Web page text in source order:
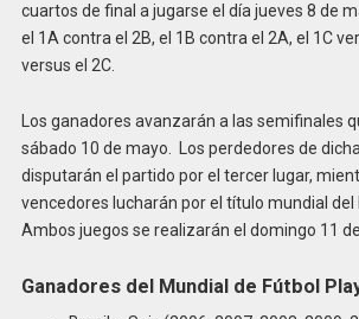
cuartos de final a jugarse el día jueves 8 de
el 1A contra el 2B, el 1B contra el 2A, el 1C
versus el 2C.
Los ganadores avanzarán a las semifinales
sábado 10 de mayo. Los perdedores de
disputarán el partido por el tercer lugar,
vencedores lucharán por el título mundial del
Ambos juegos se realizarán el domingo 11
Ganadores del Mundial de Fútbol